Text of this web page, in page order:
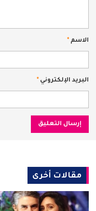
الاسم *
البريد الإلكتروني *
مقالات أخرى